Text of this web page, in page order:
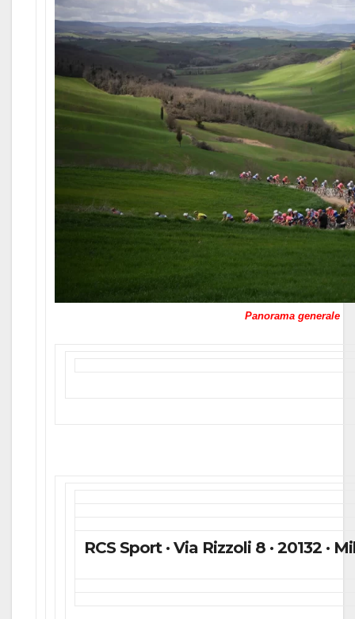
Panorama generale
RCS Sport · Via Rizzoli 8 · 20132 ·